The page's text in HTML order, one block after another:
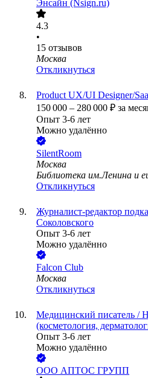
Энсайн (Nsign.ru)
4.3
•
15 отзывов
Москва
Откликнуться
Product UX/UI Designer/
150 000 – 280 000 ₽ за
Опыт 3-6 лет
Можно удалённо
SilentRoom
Москва
Библиотека им.Ленина и
Откликнуться
Журналист-редактор
Соколовского
Опыт 3-6 лет
Можно удалённо
Falcon Club
Москва
Откликнуться
Медицинский писатель /
(косметология,
Опыт 3-6 лет
Можно удалённо
ООО АПТОС ГРУПП